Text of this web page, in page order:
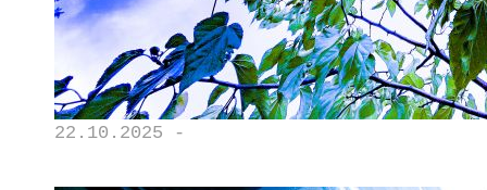
22.10.2025 -